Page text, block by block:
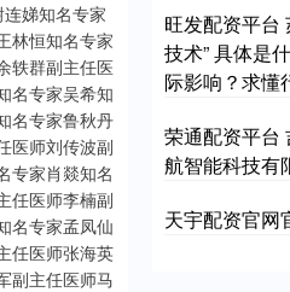
娣知名专家
林恒知名专家
轶群副主任医
名专家吴希知
名专家鲁秋丹
医师刘传波副
专家肖燚知名
任医师李楠副
名专家孟凤仙
任医师张海英
副主任医师马
旺发配资平台
技术” 具体是
际影响？求懂
荣通配资平台
航智能科技有
天宇配资官网